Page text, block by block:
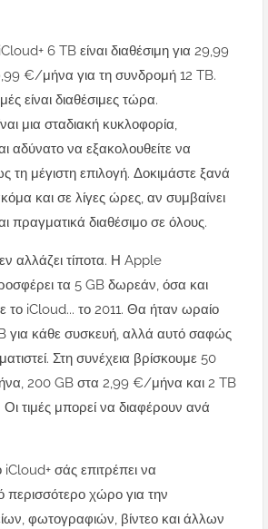
6 TB είναι διαθέσιμη για 29,99
€/μήνα για τη συνδρομή 12 TB.
είναι διαθέσιμες τώρα.
μια σταδιακή κυκλοφορία,
αδύνατο να εξακολουθείτε να
τη μέγιστη επιλογή. Δοκιμάστε ξανά
και σε λίγες ώρες, αν συμβαίνει
πραγματικά διαθέσιμο σε όλους.
αλλάζει τίποτα. Η Apple
τα 5 GB δωρεάν, όσα και
το iCloud... το 2011. Θα ήταν ωραίο
για κάθε συσκευή, αλλά αυτό σαφώς
Στη συνέχεια βρίσκουμε 50
200 GB στα 2,99 €/μήνα και 2 TB
τιμές μπορεί να διαφέρουν ανά
σάς επιτρέπει να
περισσότερο χώρο για την
φωτογραφιών, βίντεο και άλλων